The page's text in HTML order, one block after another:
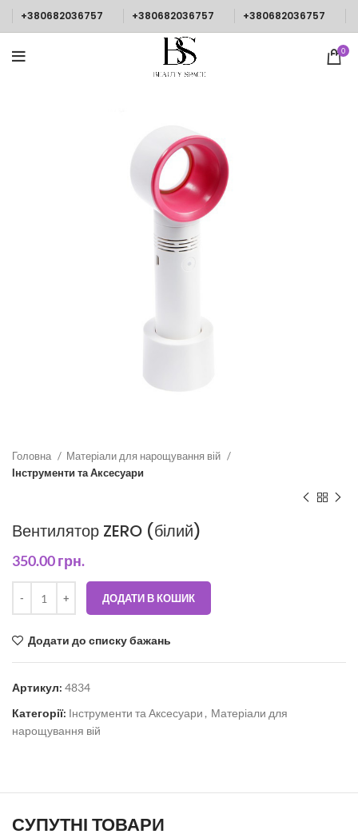
+380682036757 +380682036757 +380682036757
0
Головна
Матеріали для нарощування вій
Інструменти та Аксесуари
Вентилятор ZERO (білий)
350.00грн.
ДОДАТИ В КОШИК
Додати до списку бажань
Артикул: 4834
Категорії: Інструменти та Аксесуари , Матеріали для
нарощування вій
СУПУТНІ ТОВАРИ